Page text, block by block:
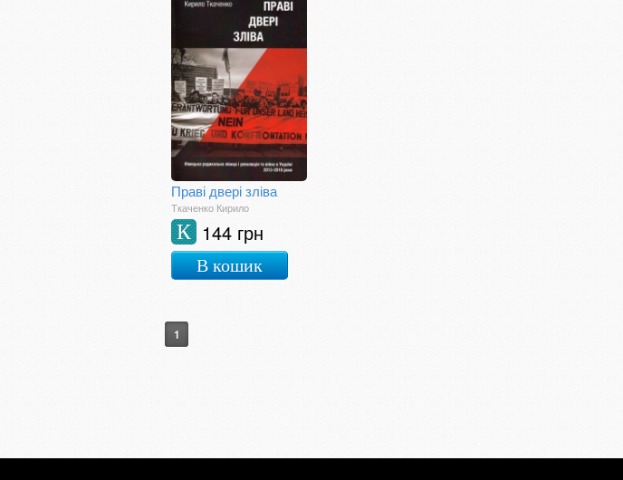
Праві двері зліва
Ткаченко Кирило
144 грн
К
В кошик
1